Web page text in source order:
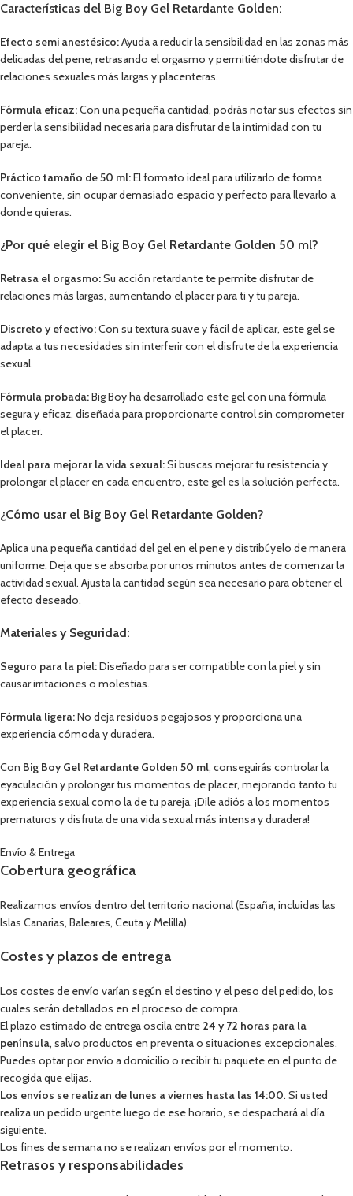
Características del Big Boy Gel Retardante Golden:
Efecto semi anestésico:Ayuda a reducir la sensibilidad en las zonas más
delicadas del pene, retrasando el orgasmo y permitiéndote disfrutar de
relaciones sexuales más largas y placenteras.
Fórmula eficaz:Con una pequeña cantidad, podrás notar sus efectos sin
perder la sensibilidad necesaria para disfrutar de la intimidad con tu
pareja.
Práctico tamaño de 50 ml:El formato ideal para utilizarlo de forma
conveniente, sin ocupar demasiado espacio y perfecto para llevarlo a
donde quieras.
¿Por qué elegir el Big Boy Gel Retardante Golden 50 ml?
Retrasa el orgasmo:Su acción retardante te permite disfrutar de
relaciones más largas, aumentando el placer para ti y tu pareja.
Discreto y efectivo:Con su textura suave y fácil de aplicar, este gel se
adapta a tus necesidades sin interferir con el disfrute de la experiencia
sexual.
Fórmula probada:Big Boy ha desarrollado este gel con una fórmula
segura y eficaz, diseñada para proporcionarte control sin comprometer
el placer.
Ideal para mejorar la vida sexual:Si buscas mejorar tu resistencia y
prolongar el placer en cada encuentro, este gel es la solución perfecta.
¿Cómo usar el Big Boy Gel Retardante Golden?
Aplica una pequeña cantidad del gel en el pene y distribúyelo de manera
uniforme. Deja que se absorba por unos minutos antes de comenzar la
actividad sexual. Ajusta la cantidad según sea necesario para obtener el
efecto deseado.
Materiales y Seguridad:
Seguro para la piel:Diseñado para ser compatible con la piel y sin
causar irritaciones o molestias.
Fórmula ligera:No deja residuos pegajosos y proporciona una
experiencia cómoda y duradera.
Con Big Boy Gel Retardante Golden 50 ml, conseguirás controlar la
eyaculación y prolongar tus momentos de placer, mejorando tanto tu
experiencia sexual como la de tu pareja. ¡Dile adiós a los momentos
prematuros y disfruta de una vida sexual más intensa y duradera!
Envío & Entrega
Cobertura geográfica
Realizamos envíos dentro del territorio nacional (España, incluidas las
Islas Canarias, Baleares, Ceuta y Melilla).
Costes y plazos de entrega
Los costes de envío varían según el destino y el peso del pedido, los
cuales serán detallados en el proceso de compra.
El plazo estimado de entrega oscila entre 24 y 72 horas para la
península, salvo productos en preventa o situaciones excepcionales.
Puedes optar por envío a domicilio o recibir tu paquete en el punto de
recogida que elijas.
Los envíos se realizan de lunes a viernes hasta las 14:00. Si usted
realiza un pedido urgente luego de ese horario, se despachará al día
siguiente.
Los fines de semana no se realizan envíos por el momento.
Retrasos y responsabilidades